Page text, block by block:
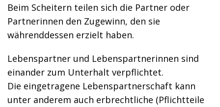
Beim Scheitern teilen sich die Partner oder
Partnerinnen den Zugewinn, den sie
währenddessen erzielt haben.
Lebenspartner und Lebenspartnerinnen sind
einander zum Unterhalt verpflichtet.
Die eingetragene Lebenspartnerschaft kann
unter anderem auch erbrechtliche (Pflichtteile